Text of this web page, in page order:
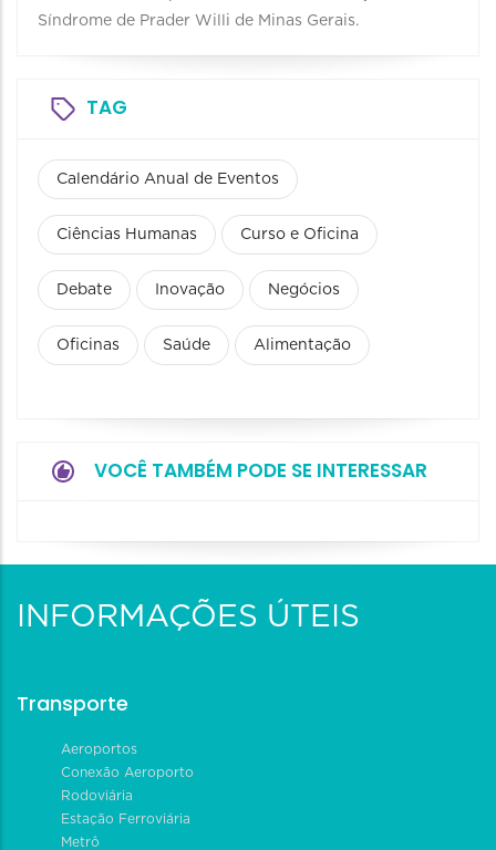
Síndrome de Prader Willi de Minas Gerais.
TAG
Calendário Anual de Eventos
Ciências Humanas Curso e Oficina
Debate Inovação Negócios
Oficinas Saúde Alimentação
VOCÊ TAMBÉM PODE SE INTERESSAR
INFORMAÇÕES ÚTEIS
Transporte
Aeroportos
Conexão Aeroporto
Rodoviária
Estação Ferroviária
Metrô